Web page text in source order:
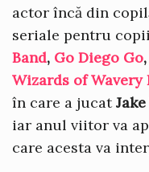
actor încă din
seriale pentru
Band, Go Diego Go,
Wizards of Wavery
în care a jucatJake
iar anul viitor va
care acesta va